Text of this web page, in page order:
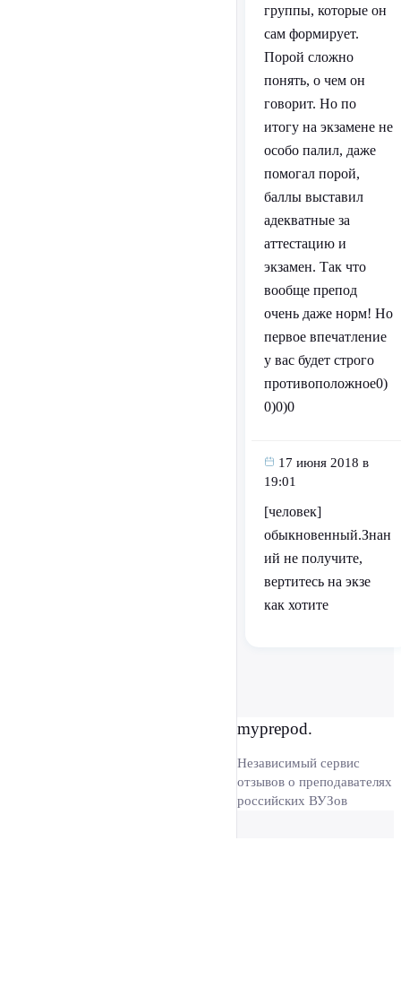
группы, которые он
сам формирует.
Порой сложно
понять, о чем он
говорит. Но по
итогу на экзамене не
особо палил, даже
помогал порой,
баллы выставил
адекватные за
аттестацию и
экзамен. Так что
вообще препод
очень даже норм! Но
первое впечатление
у вас будет строго
противоположное0)
0)0)0
17 июня 2018 в
19:01
[человек]
обыкновенный.Знан
ий не получите,
вертитесь на экзе
как хотите
myprepod.
Независимый сервис
отзывов о преподавателях
российских ВУЗов